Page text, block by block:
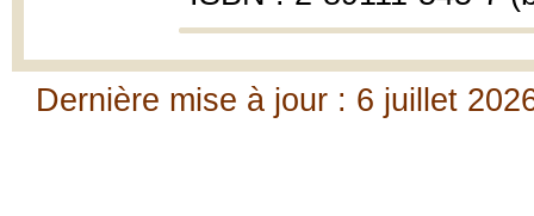
Dernière mise à jour : 6 juillet